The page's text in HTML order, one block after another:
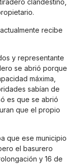
clandestino,
recibe
y representante
se abrió porque
máxima,
sabían de
es que se abrió
que el propio
que ese municipio
el basurero
y 16 de